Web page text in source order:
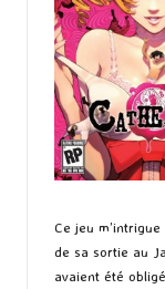
Ce jeu
de sa sortie au
avaient été